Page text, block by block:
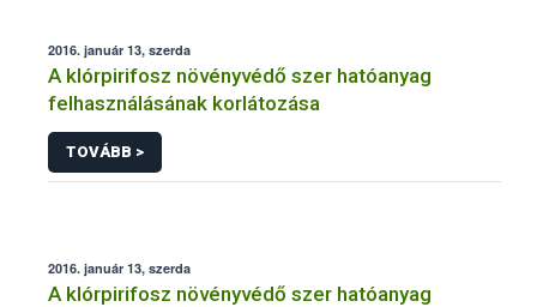
2016. január 13, szerda
A klórpirifosz növényvédő szer hatóanyag
felhasználásának korlátozása
TOVÁBB >
2016. január 13, szerda
A klórpirifosz növényvédő szer hatóanyag